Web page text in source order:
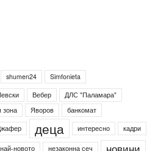
shumen24
Simfonieta
Вебер
ДЛС "Паламара"
зона Яворов
банкомат
деца интересно кадри
най-новото незаконна сеч